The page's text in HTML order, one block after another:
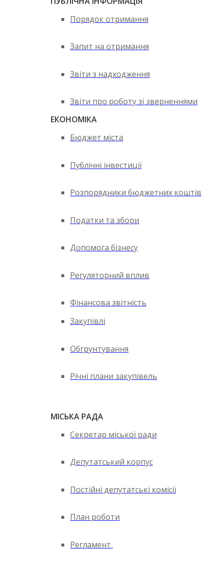
Порядок отримання
Запит на отримання
Звіти з надходження
Звіти про роботу зі зверненнями
ЕКОНОМІКА
Бюджет міста
Публічні інвестиції
Розпорядники бюджетних коштів
Податки та збори
Допомога бізнесу
Регуляторний вплив
Фінансова звітність
Закупівлі
Обгрунтування
Річні плани закупівель
МІСЬКА РАДА
Секретар міської ради
Депутатський корпус
Постійні депутатські комісії
План роботи
Регламент